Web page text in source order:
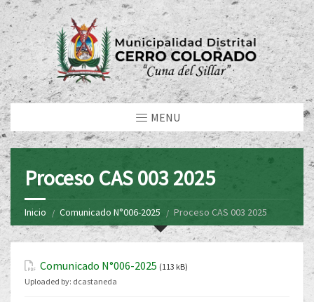
MENU
Proceso CAS 003 2025
Inicio Comunicado N°006-2025 Proceso CAS 003 2025
Comunicado N°006-2025 (113 kB)
Uploaded by: dcastaneda